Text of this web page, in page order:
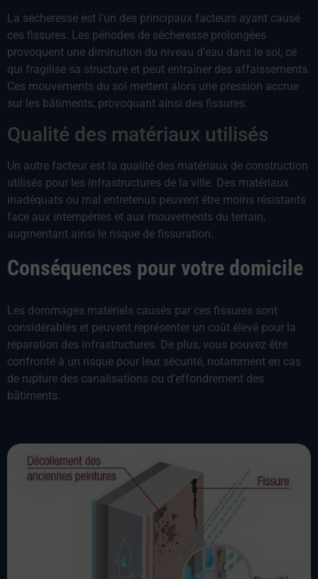
La sécheresse est l’un des principaux facteurs ayant causé
ces fissures. Les périodes de sécheresse prolongées
provoquent une diminution du niveau d’eau dans le sol, ce
qui fragilise sa structure et peut entraîner des affaissements.
Ces mouvements du sol mettent alors une pression accrue
sur les bâtiments, provoquant ainsi des fissures.
Qualité des matériaux utilisés
Un autre facteur est la qualité des matériaux de construction
utilisés pour les infrastructures de la ville. Des matériaux
inadéquats ou mal entretenus peuvent être moins résistants
face aux intempéries et aux mouvements du terrain,
augmentant ainsi le risque de fissuration.
Conséquences pour votre domicile
Les dommages matériels causés par ces fissures sont
considérables et peuvent représenter un coût élevé pour la
réparation des infrastructures. De plus, vous pouvez être
confronté à un risque pour leur sécurité, notamment en cas
de rupture des canalisations ou d’effondrement des
bâtiments.